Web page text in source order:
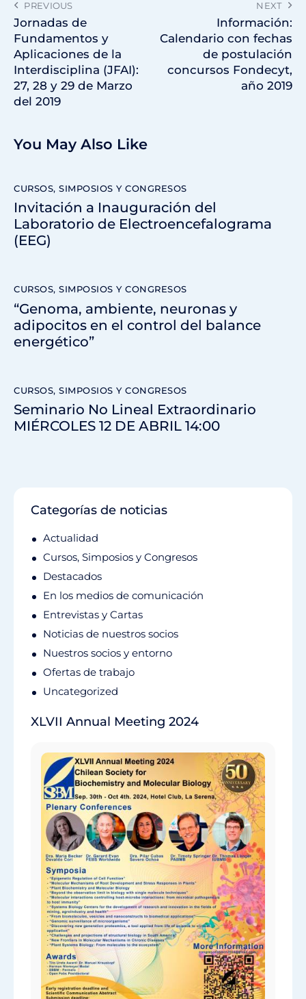
PREVIOUS
Jornadas de
Fundamentos y
Aplicaciones de la
Interdisciplina (JFAI):
27, 28 y 29 de Marzo
del 2019
NEXT
Información:
Calendario con fechas
de postulación
concursos Fondecyt,
año 2019
You May Also Like
CURSOS, SIMPOSIOS Y CONGRESOS
Invitación a Inauguración del
Laboratorio de Electroencefalograma
(EEG)
CURSOS, SIMPOSIOS Y CONGRESOS
“Genoma, ambiente, neuronas y
adipocitos en el control del balance
energético”
CURSOS, SIMPOSIOS Y CONGRESOS
Seminario No Lineal Extraordinario
MIÉRCOLES 12 DE ABRIL 14:00
Categorías de noticias
Actualidad
Cursos, Simposios y Congresos
Destacados
En los medios de comunicación
Entrevistas y Cartas
Noticias de nuestros socios
Nuestros socios y entorno
Ofertas de trabajo
Uncategorized
XLVII Annual Meeting 2024